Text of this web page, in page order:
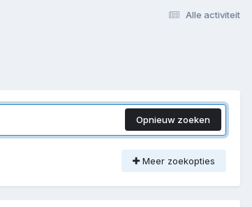
Alle activiteit
Opnieuw zoeken
Meer zoekopties